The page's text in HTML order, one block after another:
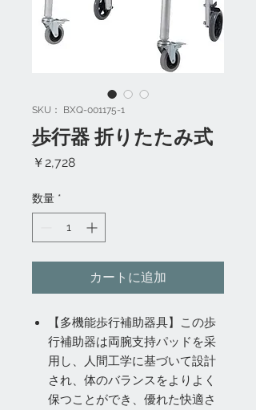
SKU： BXQ-001175-1
歩行器 折りたたみ式
￥2,728価
数量 *
カートに追加
【多機能歩行補助器具】この歩
行補助器は両腕支持パッドを采
用し、人間工学に基づいて設計
され、体のバランスをよりよく
保つことができ、優れた快適さ